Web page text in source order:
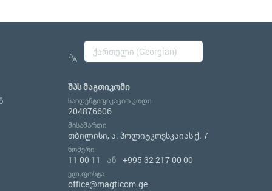
შპს მაგთიკომი
საიდენტიფიკაციო კოდი
204876606
მისამართი
თბილისი, ა. პოლიტკოვსკაიას ქ. 7
ნომერი
11 00 11 ან +995 32 217 00 00
ელ.ფოსტა
office@magticom.ge